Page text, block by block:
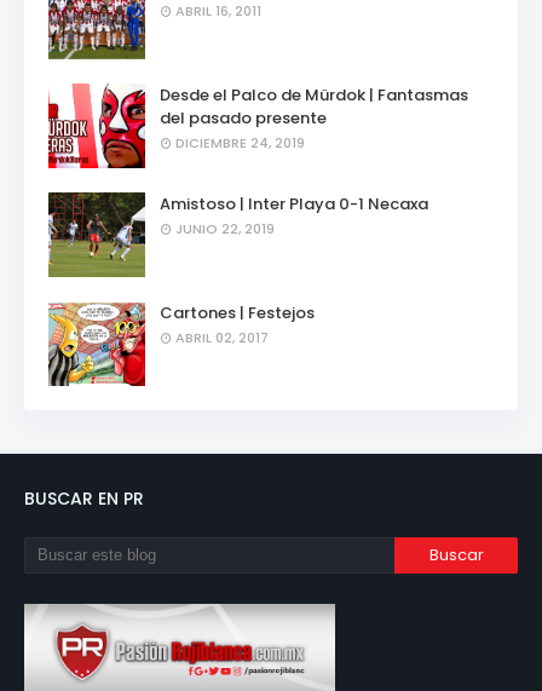
ABRIL 16, 2011
Desde el Palco de Mürdok | Fantasmas
del pasado presente
DICIEMBRE 24, 2019
Amistoso | Inter Playa 0-1 Necaxa
JUNIO 22, 2019
Cartones | Festejos
ABRIL 02, 2017
BUSCAR EN PR